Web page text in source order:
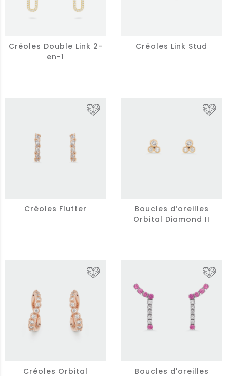
Créoles Double Link 2-
en-1
Créoles Link Stud
Créoles Flutter
Boucles d’oreilles
Orbital Diamond II
Créoles Orbital Boucles d'oreilles